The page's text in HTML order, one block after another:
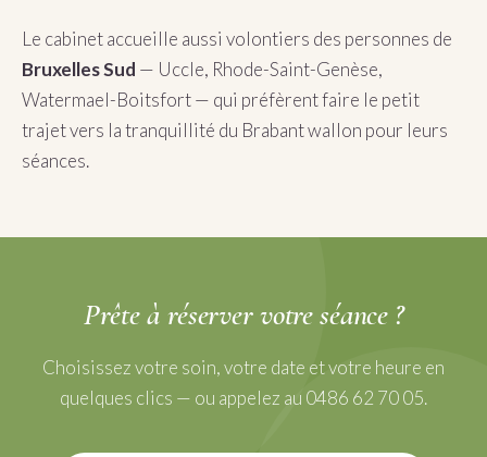
Le cabinet accueille aussi volontiers des personnes de
Bruxelles Sud — Uccle, Rhode-Saint-Genèse,
Watermael-Boitsfort — qui préfèrent faire le petit
trajet vers la tranquillité du Brabant wallon pour leurs
séances.
Prête à réservervotre séance ?
Choisissez votre soin, votre date et votre heure en
quelques clics — ou appelez au 0486 62 70 05.